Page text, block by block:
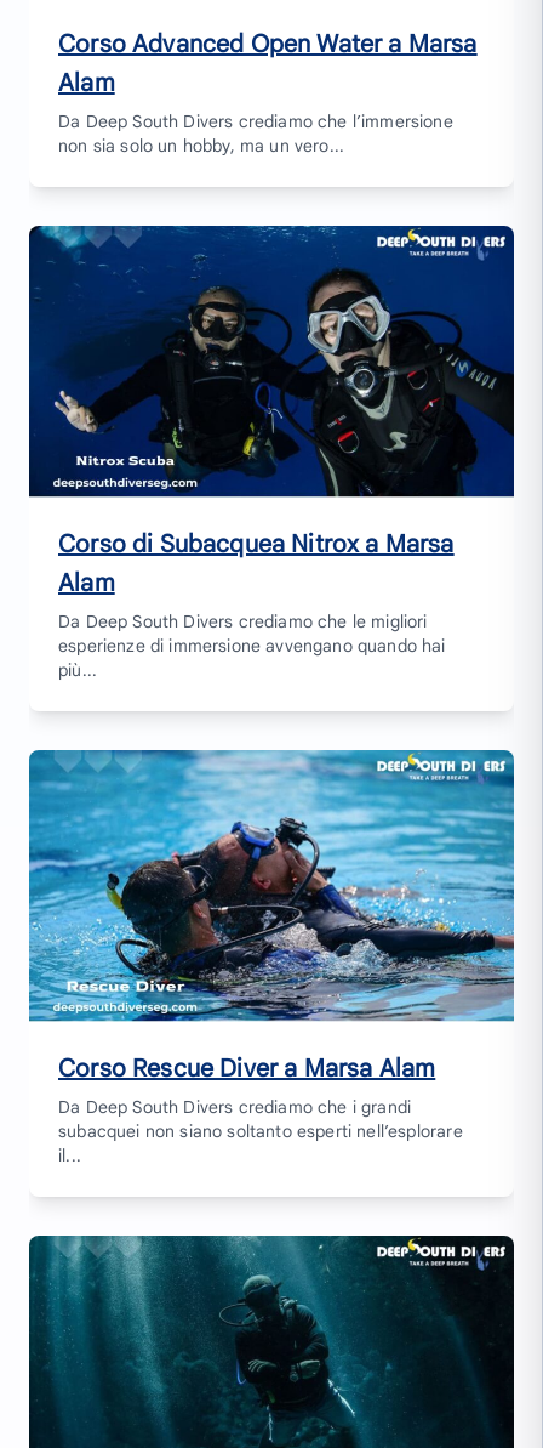
Corso Advanced Open Water a Marsa
Alam
Da Deep South Divers crediamo che l’immersione
non sia solo un hobby, ma un vero...
Corso di Subacquea Nitrox a Marsa
Alam
Da Deep South Divers crediamo che le migliori
esperienze di immersione avvengano quando hai
più...
Corso Rescue Diver a Marsa Alam
Da Deep South Divers crediamo che i grandi
subacquei non siano soltanto esperti nell’esplorare
il...